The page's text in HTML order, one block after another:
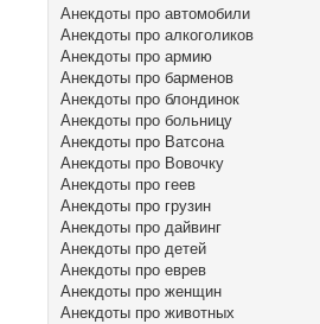
Анекдоты про автомобили
Анекдоты про алкоголиков
Анекдоты про армию
Анекдоты про барменов
Анекдоты про блондинок
Анекдоты про больницу
Анекдоты про Ватсона
Анекдоты про Вовочку
Анекдоты про геев
Анекдоты про грузин
Анекдоты про дайвинг
Анекдоты про детей
Анекдоты про еврев
Анекдоты про женщин
Анекдоты про животных